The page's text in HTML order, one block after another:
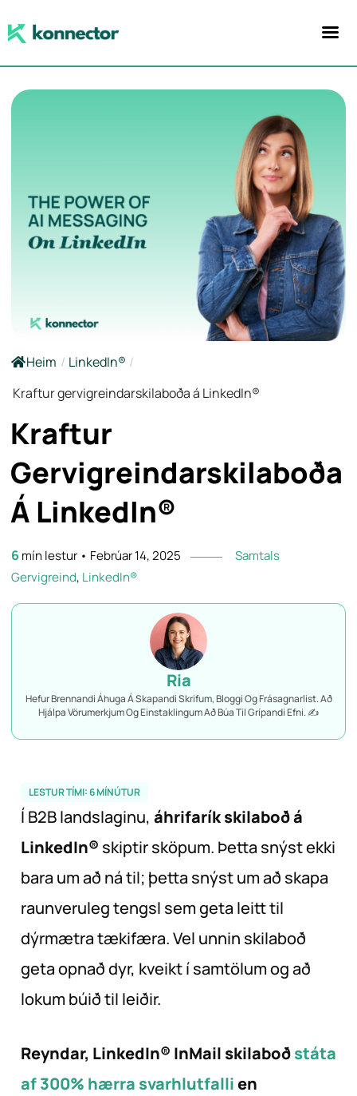
Heim / LinkedIn® /
Kraftur gervigreindarskilaboða á LinkedIn®
Kraftur
Gervigreindarskilaboða
Á LinkedIn®
6 mín lestur • Febrúar 14, 2025
Samtals
Gervigreind, LinkedIn®
Ria
Hefur Brennandi Áhuga Á Skapandi Skrifum, Bloggi Og Frásagnarlist. Að
Hjálpa Vörumerkjum Og Einstaklingum Að Búa Til Grípandi Efni. ✍️
LESTUR TÍMI:6MÍNÚTUR
Í B2B landslaginu, áhrifarík skilaboð á
LinkedIn® skiptir sköpum. Þetta snýst ekki
bara um að ná til; þetta snýst um að skapa
raunveruleg tengsl sem geta leitt til
dýrmætra tækifæra. Vel unnin skilaboð
geta opnað dyr, kveikt í samtölum og að
lokum búið til leiðir.
Reyndar, LinkedIn® InMail skilaboðstáta
af 300% hærra svarhlutfallien